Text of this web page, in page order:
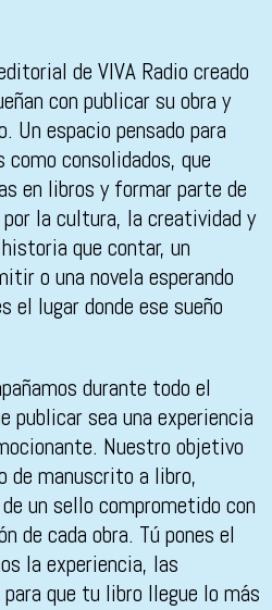
de VIVA Radio creado
con publicar su obra y
Un espacio pensado para
consolidados, que
en libros y formar parte de
la cultura, la creatividad y
que contar, un
o una novela esperando
el lugar donde ese sueño
durante todo el
publicar sea una experiencia
Nuestro objetivo
de manuscrito a libro,
un sello comprometido con
de cada obra. Tú pones el
la experiencia, las
que tu libro llegue lo más